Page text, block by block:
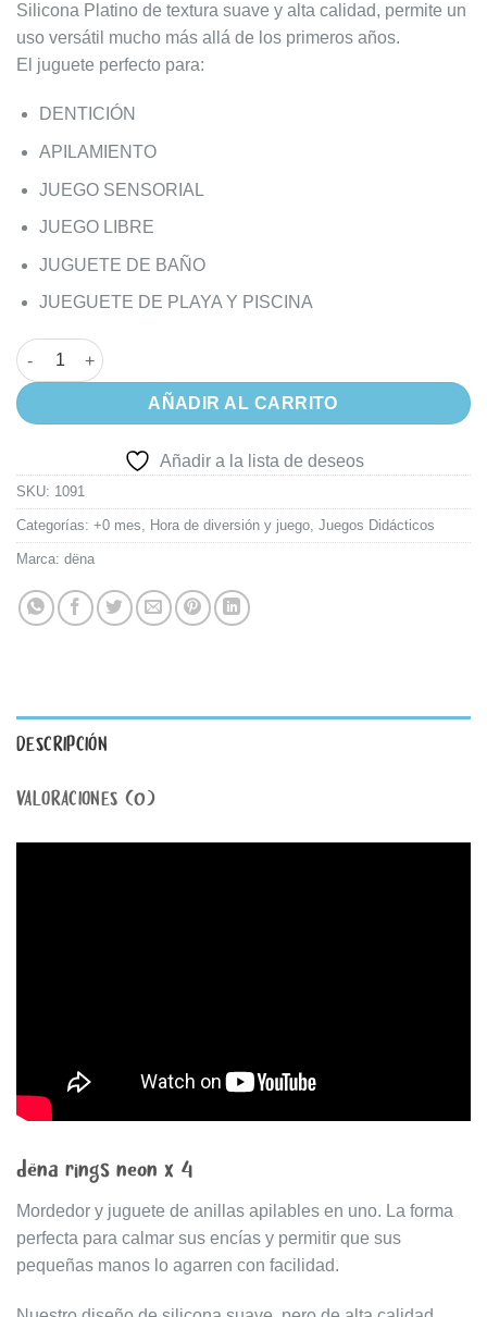
Silicona Platino de textura suave y alta calidad, permite un
uso versátil mucho más allá de los primeros años.
El juguete perfecto para:
DENTICIÓN
APILAMIENTO
JUEGO SENSORIAL
JUEGO LIBRE
JUGUETE DE BAÑO
JUEGUETE DE PLAYA Y PISCINA
Set Anillos Neón dëna 4 Piezas cantidad
AÑADIR AL CARRITO
Añadir a la lista de deseos
SKU: 1091
Categorías: +0 mes, Hora de diversión y juego, Juegos Didácticos
Marca: dëna
DESCRIPCIÓN
VALORACIONES (0)
dëna rings neon x 4
Mordedor y juguete de anillas apilables en uno. La forma
perfecta para calmar sus encías y permitir que sus
pequeñas manos lo agarren con facilidad.